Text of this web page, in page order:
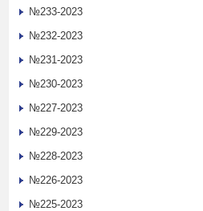
№233-2023
№232-2023
№231-2023
№230-2023
№227-2023
№229-2023
№228-2023
№226-2023
№225-2023